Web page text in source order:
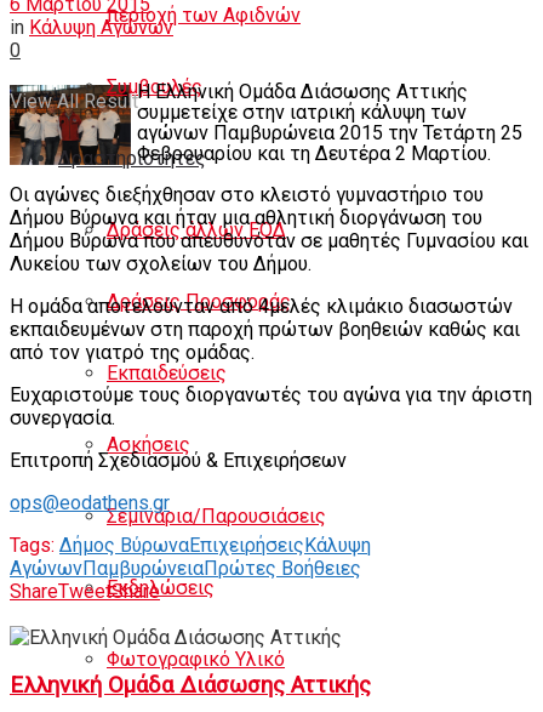
περιοχή των Αφιδνών
Συμβουλές
Δραστηριότητες
Δράσεις άλλων ΕΟΔ
Δράσεις Προσφοράς
Εκπαιδεύσεις
Ασκήσεις
Σεμινάρια/Παρουσιάσεις
Εκδηλώσεις
Φωτογραφικό Υλικό
View All Result
in Κάλυψη Αγώνων
0
Η Ελληνική Ομάδα Διάσωσης Αττικής
συμμετείχε στην ιατρική κάλυψη των
αγώνων Παμβυρώνεια 2015 την Τετάρτη 25
Φεβρουαρίου και τη Δευτέρα 2 Μαρτίου.
Οι αγώνες διεξήχθησαν στο κλειστό γυμναστήριο του
Δήμου Βύρωνα και ήταν μια αθλητική διοργάνωση του
Δήμου Βύρωνα που απευθυνόταν σε μαθητές Γυμνασίου και
Λυκείου των σχολείων του Δήμου.
Η ομάδα αποτελούνταν από 4μελές κλιμάκιο διασωστών
εκπαιδευμένων στη παροχή πρώτων βοηθειών καθώς και
από τον γιατρό της ομάδας.
Ευχαριστούμε τους διοργανωτές του αγώνα για την άριστη
συνεργασία.
Επιτροπή Σχεδιασμού & Επιχειρήσεων
ops@eodathens.gr
Tags: Δήμος ΒύρωναΕπιχειρήσειςΚάλυψη
ΑγώνωνΠαμβυρώνειαΠρώτες Βοήθειες
ShareTweetShare
Ελληνική Ομάδα Διάσωσης Αττικής